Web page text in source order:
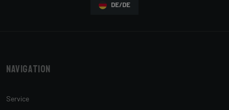
DE/DE
Navigation
Service